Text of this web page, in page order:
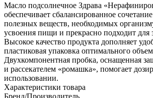
Масло подсолнечное Здрава
обеспечивает сбалансированное
полезных веществ, необходимых
усвоения пищи и прекрасно подходит для
Высокое качество продукта дополняет
пластиковая упаковка оптимального
Двухкомпонентная пробка, оснащенная
и рассекателем «ромашка», помогает
использовании.
Характеристики товара
Бренд/Производитель